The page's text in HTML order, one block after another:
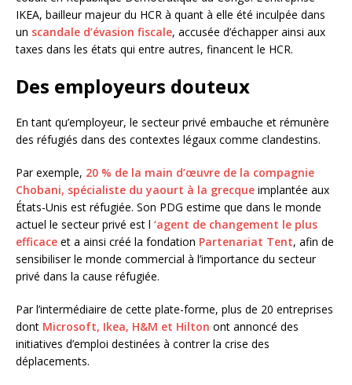
IKEA, bailleur majeur du HCR à quant à elle été inculpée dans
un scandale d’évasion fiscale, accusée d’échapper ainsi aux
taxes dans les états qui entre autres, financent le HCR.
Des employeurs douteux
En tant qu’employeur, le secteur privé embauche et rémunère
des réfugiés dans des contextes légaux comme clandestins.
Par exemple, 20 % de la main d’œuvre de la compagnie
Chobani, spécialiste du yaourt à la grecque implantée aux
États-Unis est réfugiée. Son PDG estime que dans le monde
actuel le secteur privé est l ‘agent de changement le plus
efficace et a ainsi créé la fondation Partenariat Tent, afin de
sensibiliser le monde commercial à l’importance du secteur
privé dans la cause réfugiée.
Par l’intermédiaire de cette plate-forme, plus de 20 entreprises
dont Microsoft, Ikea, H&M et Hilton ont annoncé des
initiatives d’emploi destinées à contrer la crise des
déplacements.